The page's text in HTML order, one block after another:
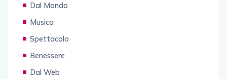
Dal Mondo
Musica
Spettacolo
Benessere
Dal Web